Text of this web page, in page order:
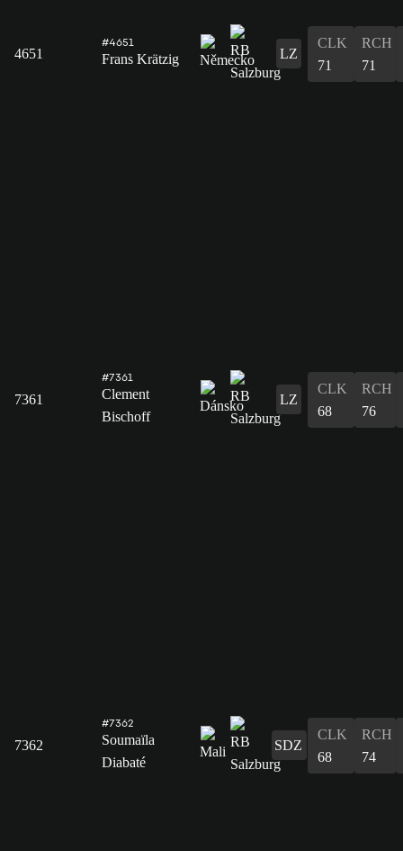
4651
#4651
Frans Krätzig LZ
CLK
71
RCH
71
7361
#7361
Clement
Bischoff
LZ
CLK
68
RCH
76
7362
#7362
Soumaïla
Diabaté
SDZ
CLK
68
RCH
74